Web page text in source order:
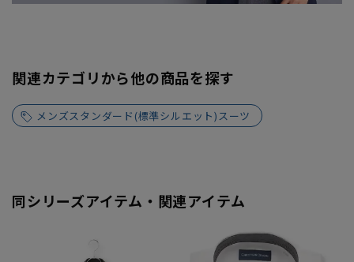
関連カテゴリから他の商品を探す
メンズスタンダード(標準シルエット)スーツ
同シリーズアイテム・関連アイテム